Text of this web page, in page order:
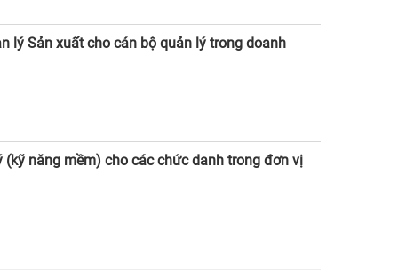
lý Sản xuất cho cán bộ quản lý trong doanh
năng mềm) cho các chức danh trong đơn vị